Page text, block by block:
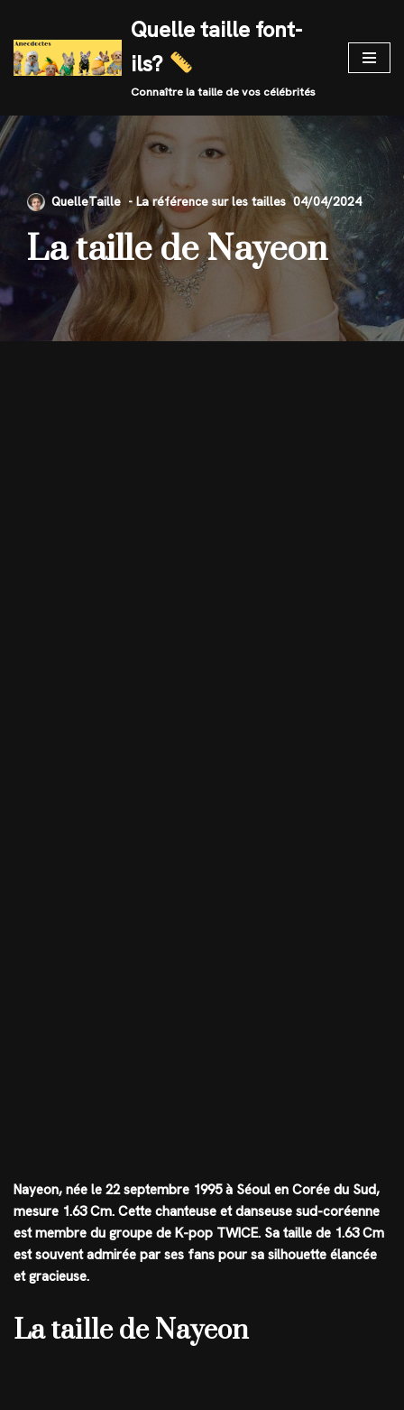
Skip
to
Quelle taille font-
ils?
Connaître la taille de vos célébrités
QuelleTaille 04/04/2024
La taille de Nayeon
Nayeon, née le 22 septembre 1995 à Séoul en Corée du Sud,
mesure 1.63 Cm. Cette chanteuse et danseuse sud-coréenne
est membre du groupe de K-pop TWICE. Sa taille de 1.63 Cm
est souvent admirée par ses fans pour sa silhouette élancée
et gracieuse.
La taille de Nayeon